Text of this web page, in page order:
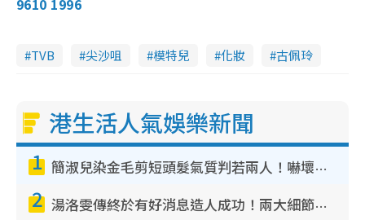
TVB 尖沙咀 模特兒 化妝 古佩玲
港生活人氣娛樂新聞
1 簡淑兒染金毛剪短頭髮氣質判若兩人！嚇壞老公麥大力都認唔出：「你做咩事？」
2 湯洛雯傳終於有好消息造人成功！兩大細節曝孕味極濃惹猜測：大肚婆先會咁！